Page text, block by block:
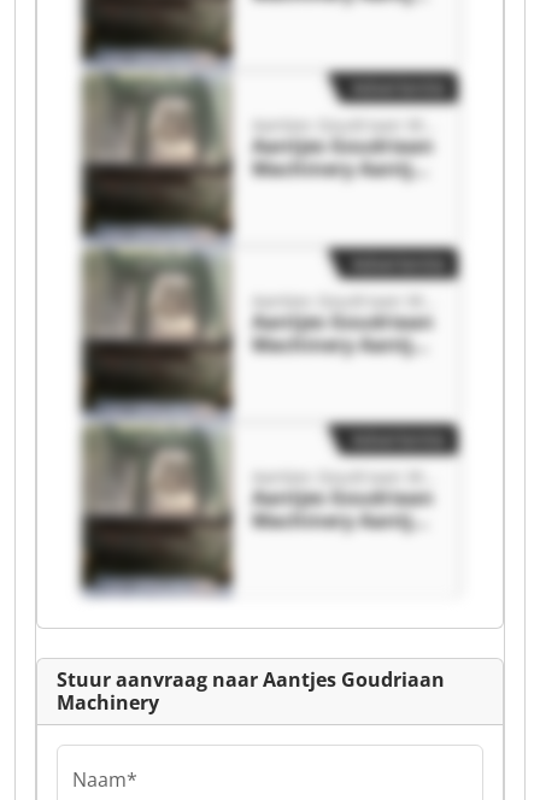
Aantjes Goudriaan
Machinery Aantjes
Aantjes Goudriaan
Machinery Aantjes
Aantjes Goudriaan
Machinery Aantjes
Stuur aanvraag naar Aantjes Goudriaan
Machinery
Naam*